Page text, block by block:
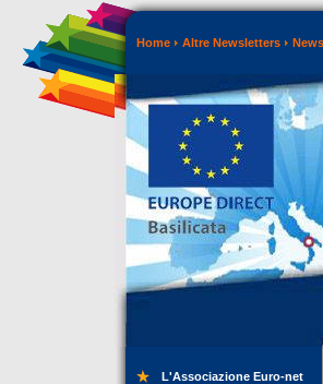
Home Altre Newsletters
L'Associazione Euro-net